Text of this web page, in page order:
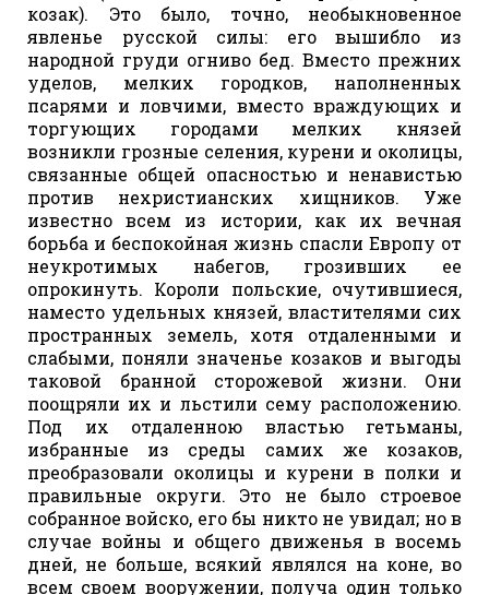
козак). Это было, точно, необыкновенное
явленье русской силы: его вышибло из
народной груди огниво бед. Вместо прежних
уделов, мелких городков, наполненных
псарями и ловчими, вместо враждующих и
торгующих городами мелких князей
возникли грозные селения, курени и околицы,
связанные общей опасностью и ненавистью
против нехристианских хищников. Уже
известно всем из истории, как их вечная
борьба и беспокойная жизнь спасли Европу от
неукротимых набегов, грозивших ее
опрокинуть. Короли польские, очутившиеся,
наместо удельных князей, властителями сих
пространных земель, хотя отдаленными и
слабыми, поняли значенье козаков и выгоды
таковой бранной сторожевой жизни. Они
поощряли их и льстили сему расположению.
Под их отдаленною властью гетьманы,
избранные из среды самих же козаков,
преобразовали околицы и курени в полки и
правильные округи. Это не было строевое
собранное войско, его бы никто не увидал; но в
случае войны и общего движенья в восемь
дней, не больше, всякий являлся на коне, во
всем своем вооружении, получа один только